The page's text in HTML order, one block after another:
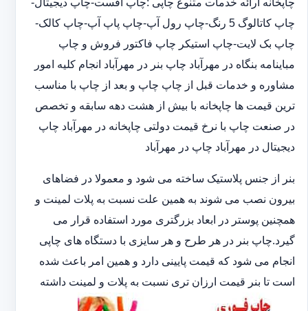
چاپ کاتالوگ 5 رنگ-چاپ رول آپ-چاپ پاپ آپ-چاپ کالک-
چاپ بک لایت-چاپ استیکر چاپ فاکتور فروش و چاپ
مباینامه بنگاه در مهرآباد چاپ بنر در مهرآباد انجام کلیه امور
مشاوره و خدمات قبل از چاپ چاپ و بعد از چاپ با مناسب
ترین قیمت ها چاپخانه با بیش از هشت دهه سابقه و تخصص
در صنعت چاپ با نرخ قیمت دولتی چاپخانه در مهرآباد چاپ
دیجیتال در مهرآباد چاپ در مهرآباد
بنر از جنس پلاستیک ساخته می شود و معمولا در فضاهای
بیرون نصب می شوند به همین علت نسبت به پلات لمینت و
همچنین پوستر در ابعاد بزرگتری مورد استفاده قرار می
گیرد.چاپ بنر در هر طرح و هر سایزی با دستگاه های چاپی
انجام می شود که قیمت پایینی دارد و همین امر باعث شده
است تا بنر قیمت ارزان تری نسبت به پلات و لمینت داشته